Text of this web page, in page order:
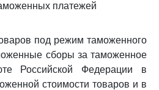
платежей
под режим таможенного
сборы за таможенное
Российской Федерации в
стоимости товаров и в